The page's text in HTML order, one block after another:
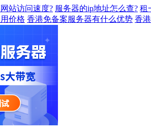
站访问速度? 服务器的ip地址怎么查? 租
价格 香港免备案服务器有什么优势 香